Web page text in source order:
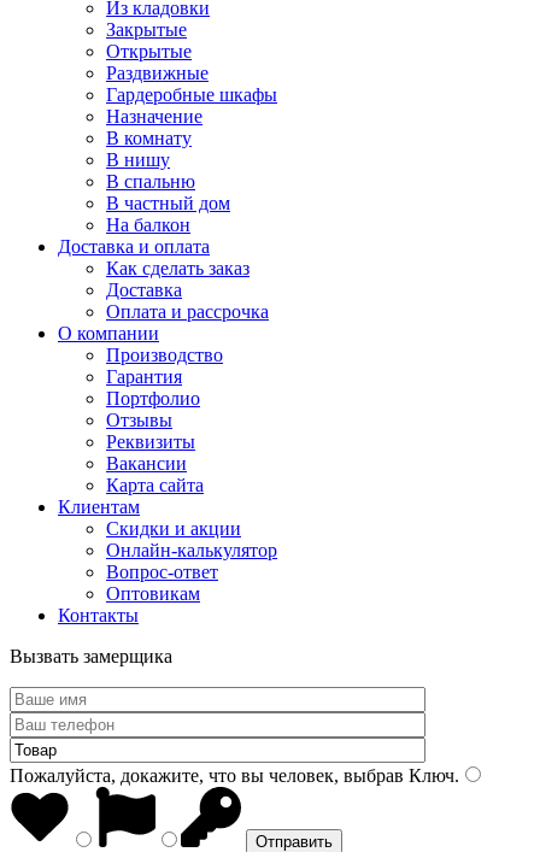
Из кладовки
Закрытые
Открытые
Раздвижные
Гардеробные шкафы
Назначение
В комнату
В нишу
В спальню
В частный дом
На балкон
Доставка и оплата
Как сделать заказ
Доставка
Оплата и рассрочка
О компании
Производство
Гарантия
Портфолио
Отзывы
Реквизиты
Вакансии
Карта сайта
Клиентам
Скидки и акции
Онлайн-калькулятор
Вопрос-ответ
Оптовикам
Контакты
Вызвать замерщика
Пожалуйста, докажите, что вы человек, выбрав Ключ.